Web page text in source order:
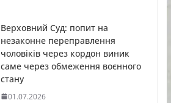
Верховний Суд: попит на
незаконне переправлення
чоловіків через кордон виник
саме через обмеження воєнного
стану
01.07.2026